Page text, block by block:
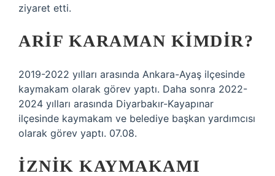
ziyaret etti.
ARIF KARAMAN KIMDIR?
2019-2022 yılları arasında Ankara-Ayaş ilçesinde
kaymakam olarak görev yaptı. Daha sonra 2022-
2024 yılları arasında Diyarbakır-Kayapınar
ilçesinde kaymakam ve belediye başkan yardımcısı
olarak görev yaptı. 07.08.
İZNIK KAYMAKAMI